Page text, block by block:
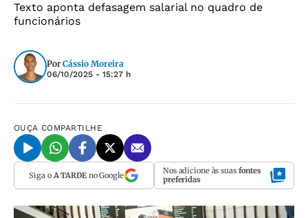
Texto aponta defasagem salarial no quadro de
funcionários
Por Cássio Moreira
06/10/2025 - 15:27 h
OUÇA COMPARTILHE
Siga o A TARDEno Google Nos adicione às suas fontes
preferidas